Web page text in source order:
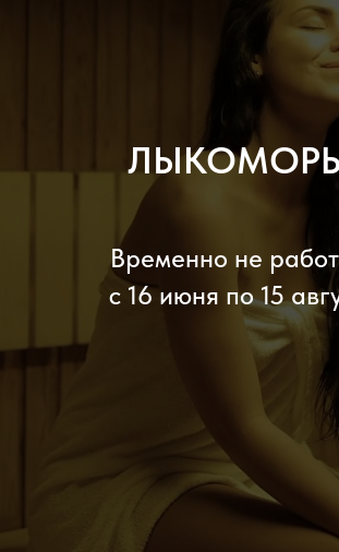
Временно не
с 16 июня по 15